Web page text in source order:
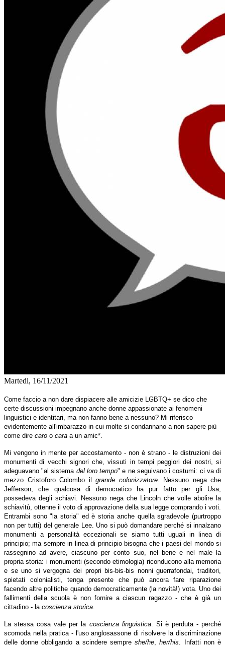
Martedi, 16/11/2021
Come faccio a non dare dispiacere alle amicizie LGBTQ+ se dico che
certe discussioni impegnano anche donne appassionate ai fenomeni
linguistici e identitari, ma non fanno bene a nessuno? Mi riferisco
evidentemente all'imbarazzo in cui molte si condannano a non sapere più
come dire caro o cara a un amic*.
Mi vengono in mente per accostamento - non è strano - le distruzioni dei
monumenti di vecchi signori che, vissuti in tempi peggiori dei nostri, si
adeguavano "al sistema del loro tempo" e ne seguivano i costumi: ci va di
mezzo Cristoforo Colombo il grande colonizzatore. Nessuno nega che
Jefferson, che qualcosa di democratico ha pur fatto per gli Usa,
possedeva degli schiavi. Nessuno nega che Lincoln che volle abolire la
schiavitù, ottenne il voto di approvazione della sua legge comprando i voti.
Entrambi sono "la storia" ed è storia anche quella sgradevole (purtroppo
non per tutti) del generale Lee. Uno si può domandare perché si innalzano
monumenti a personalità eccezionali se siamo tutti uguali in linea di
principio; ma sempre in linea di principio bisogna che i paesi del mondo si
rassegnino ad avere, ciascuno per conto suo, nel bene e nel male la
propria storia: i monumenti (secondo etimologia) riconducono alla memoria
e se uno si vergogna dei propri bis-bis-bis nonni guerrafondai, traditori,
spietati colonialisti, tenga presente che può ancora fare riparazione
facendo altre politiche quando democraticamente (la novità!) vota. Uno dei
fallimenti della scuola è non fornire a ciascun ragazzo - che è già un
cittadino - la coscienza storica.
La stessa cosa vale per la coscienza linguistica. Si è perduta - perché
scomoda nella pratica - l'uso anglosassone di risolvere la discriminazione
delle donne obbligando a scindere sempreshe/he,her/his. Infatti non è